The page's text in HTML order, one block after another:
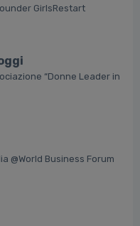
GirlsRestart
“Donne Leader in
@World Business Forum